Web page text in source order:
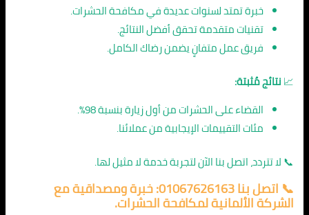
خبرة تمتد لسنوات عديدة في مكافحة الحشرات.
تقنيات متقدمة تحقق أفضل النتائج.
فريق عمل متفانٍ يضمن رضاك الكامل.
📈نتائج مُثبتة:
القضاء على الحشرات من أول زيارة بنسبة 98%.
مئات التقييمات الإيجابية من عملائنا.
📞 لا تتردد، اتصل بنا الآن لتجربة خدمة لا مثيل لها.
📞 اتصل بنا 01067626163: خبرة ومصداقية مع
الشركة الألمانية لمكافحة الحشرات.